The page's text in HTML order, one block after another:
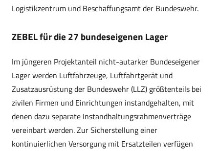
Logistikzentrum und Beschaffungsamt der Bundeswehr.
ZEBEL für die 27 bundeseigenen Lager
Im jüngeren Projektanteil nicht-autarker Bundeseigener
Lager werden Luftfahrzeuge, Luftfahrtgerät und
Zusatzausrüstung der Bundeswehr (LLZ) größtenteils bei
zivilen Firmen und Einrichtungen instandgehalten, mit
denen dazu separate Instandhaltungsrahmenverträge
vereinbart werden. Zur Sicherstellung einer
kontinuierlichen Versorgung mit Ersatzteilen verfügen